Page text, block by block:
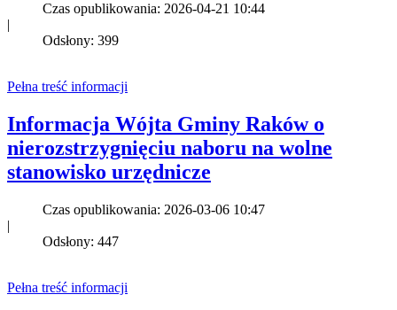
Czas opublikowania: 2026-04-21 10:44
|
Odsłony: 399
Pełna treść informacji
Informacja Wójta Gminy Raków o
nierozstrzygnięciu naboru na wolne
stanowisko urzędnicze
Czas opublikowania: 2026-03-06 10:47
|
Odsłony: 447
Pełna treść informacji